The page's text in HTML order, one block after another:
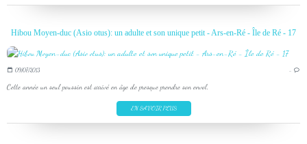
Hibou Moyen-duc (Asio otus): un adulte et son unique petit - Ars-en-Ré - Île de Ré - 17
09/07/2013 …
Cette année un seul poussin est arrivé en âge de presque prendre son envol.
EN SAVOIR PLUS